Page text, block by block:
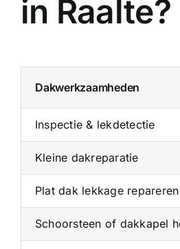
in Raalte?
Dakwerkzaamheden
Inspectie & lekdetectie
Kleine dakreparatie
Plat dak lekkage repareren
Schoorsteen of dakkapel